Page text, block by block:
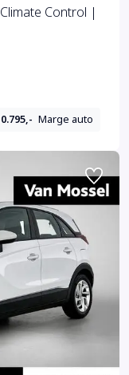
Control |
Marge auto